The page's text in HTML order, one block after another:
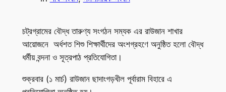
চট্রগ্রামের বৌদ্ধ তারুণ্য সংগঠন সম্যক এর রাউজান শাখার
আয়োজনে অর্ধশত শিশু শিক্ষার্থীদের অংশগ্রহণে অনুষ্ঠিত হলো বৌদ্ধ
ধর্মীয় বন্দনা ও সূত্রপাঠ প্রতিযোগিতা।
শুক্রবার (১ মার্চ) রাউজান ছাদাংগড়খীল পূর্বারাম বিহারে এ